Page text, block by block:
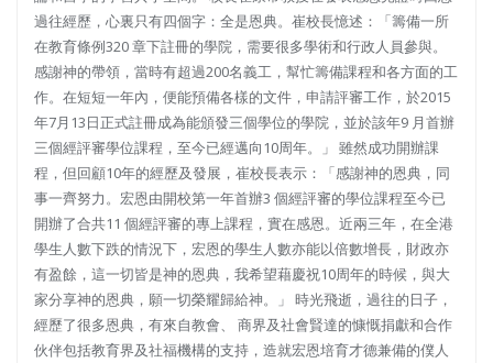
過往經歷，心裏只有四個字：全是恩典。崔校長憶述：「籌備一所
在教育條例320 章下註冊的學院，需要很多學術和行政人員參與。
感謝神的帶領，當時有超過200名義工，幫忙籌備課程和各方面的工
作。在短短一年內，便能預備各樣的文件，申請評審工作，於2015
年7月13日正式註冊成為能頒發三個學位的學院，並於該年9 月首辦
三個經評審學位課程，至今已經邁向10周年。」 雖然成功開辦課
程，但回顧10年的經歷及發展，崔校長表示：「感謝神的恩典，同
事一齊努力。宏恩由開校第一年首辦3 個經評審的學位課程至今已
開辦了合共11 個經評審的專上課程，實在感恩。近兩三年，在全港
學生人數下跌的情況下，宏恩的學生人數亦能以倍數增長，財政亦
有盈餘，這一切皆是神的恩典，我希望藉慶祝10周年的時候，與大
家分享神的恩典，願一切榮耀歸給神。」 時光飛逝，過往的日子，
經歷了很多恩典，有來自教會、 商界及社會賢達的慷慨捐獻和合作
伙伴包括教育界及社福機構的支持，造就宏恩培育才德兼備的僕人